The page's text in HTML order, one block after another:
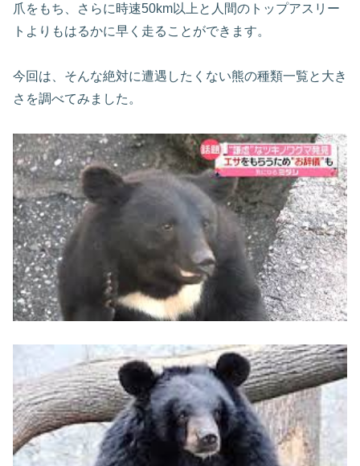
爪をもち、さらに時速50km以上と人間のトップアスリー
トよりもはるかに早く走ることができます。
今回は、そんな絶対に遭遇したくない熊の種類一覧と大き
さを調べてみました。